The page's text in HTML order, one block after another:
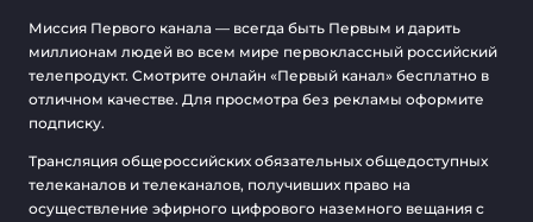
Миссия Первого канала — всегда быть Первым и дарить
миллионам людей во всем мире первоклассный российский
телепродукт. Смотрите онлайн «Первый канал» бесплатно в
отличном качестве. Для просмотра без рекламы оформите
подписку.
Трансляция общероссийских обязательных общедоступных
телеканалов и телеканалов, получивших право на
осуществление эфирного цифрового наземного вещания с